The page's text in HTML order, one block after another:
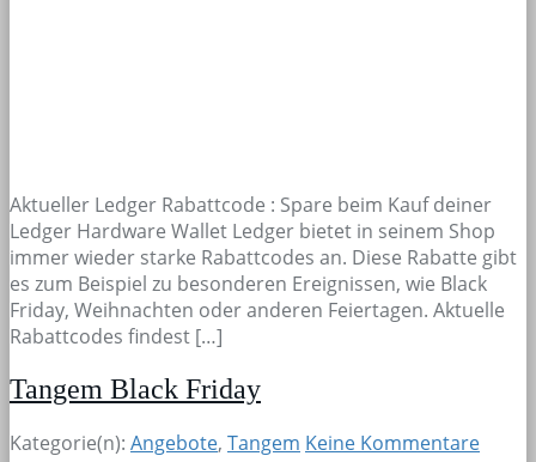
Aktueller Ledger Rabattcode : Spare beim Kauf deiner
Ledger Hardware Wallet Ledger bietet in seinem Shop
immer wieder starke Rabattcodes an. Diese Rabatte gibt
es zum Beispiel zu besonderen Ereignissen, wie Black
Friday, Weihnachten oder anderen Feiertagen. Aktuelle
Rabattcodes findest […]
Tangem Black Friday
Kategorie(n): Angebote, Tangem Keine Kommentare